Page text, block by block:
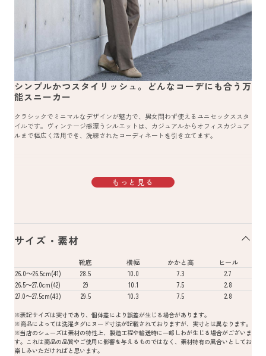
シンプルかつスタイリッシュ。どんなコーデにも合う万
能スニーカー
クラシックでミニマルなデザインが魅力で、男女問わず使えるユニセックススタ
イルです。ヴィンテージ感漂うシルエットは、カジュアルからオフィスカジュア
ルまで幅広く活用でき、洗練されたコーディネートを引き立てます。
もっと見る
サイズ・素材
靴底 横幅 かかと高
ヒール
26.0～26.5cm(41)
28.5 10.0 7.3
2.7
26.5～27.0cm(42)
29 10.1 7.5
2.8
27.0～27.5cm(43)
29.5 10.3 7.5 2.8
※表記サイズは実寸であり、個体差により誤差が生じる場合があります。
※商品によっては洗濯タグにヌード寸法が記載されておりますが、実寸とは異なります。
※当店のシューズは素材の特性上、製造工程や輸送時に一部しわが生じる場合がございま
す。これは商品の品質やご使用に影響を与えるものではなく、素材特有の風合いとしてお
楽しみいただければと思います。